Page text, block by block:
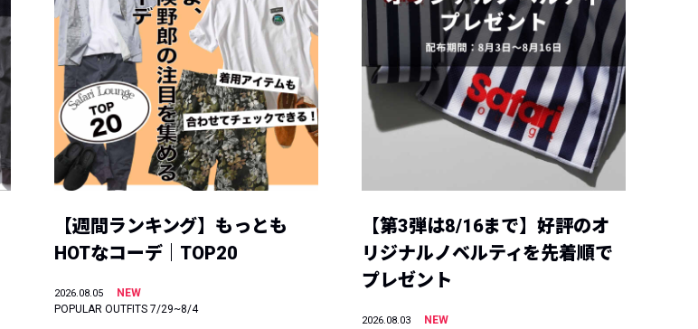
【週間ランキング】もっとも
HOTなコーデ｜TOP20
2026.08.05
NEW
POPULAR OUTFITS 7/29~8/4
【第3弾は8/16まで】好評のオ
リジナルノベルティを先着順で
プレゼント
2026.08.03
NEW